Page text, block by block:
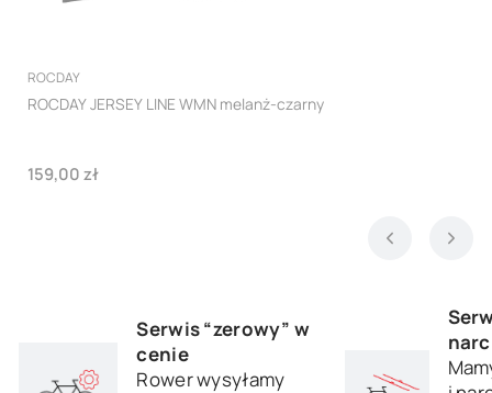
PRODUCENT
ROCDAY
ROCDAY JERSEY LINE WMN melanż-czarny
Cena
159,00 zł
Serwis “zerowy” w
cenie
Rower wysyłamy